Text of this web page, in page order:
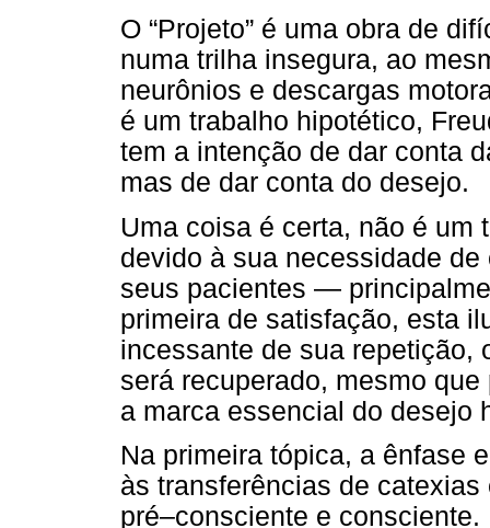
O “Projeto” é uma obra de
numa trilha insegura, ao
neurônios e descargas
é um trabalho hipotético,
tem a intenção de dar conta
mas de dar conta do desejo.
Uma coisa é certa, não é um
devido à sua necessidade
seus pacientes —
primeira de satisfação, esta
incessante de sua
será recuperado, mesmo
a marca essencial do desejo
Na primeira tópica, a ênfase
às transferências de
pré–consciente e